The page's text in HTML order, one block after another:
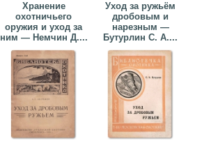
Хранение
охотничьего
оружия и уход за
ним — Немчин Д....
Уход за ружьём
дробовым и
нарезным —
Бутурлин С. А....